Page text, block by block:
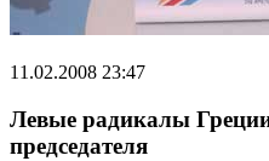
11.02.2008 23:47
Левые радикалы
председателя